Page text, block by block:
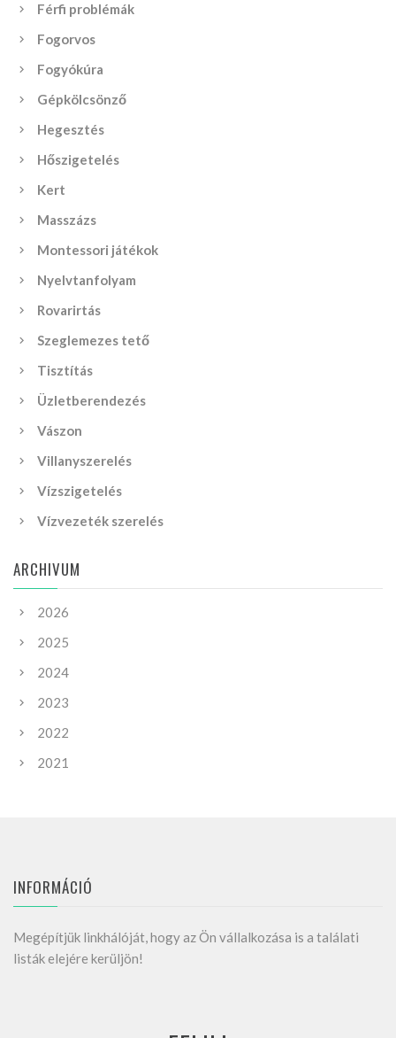
Férfi problémák
Fogorvos
Fogyókúra
Gépkölcsönző
Hegesztés
Hőszigetelés
Kert
Masszázs
Montessori játékok
Nyelvtanfolyam
Rovarirtás
Szeglemezes tető
Tisztítás
Üzletberendezés
Vászon
Villanyszerelés
Vízszigetelés
Vízvezeték szerelés
ARCHIVUM
2026
2025
2024
2023
2022
2021
INFORMÁCIÓ
Megépítjük linkhálóját, hogy az Ön vállalkozása is a találati
listák elejére kerüljön!